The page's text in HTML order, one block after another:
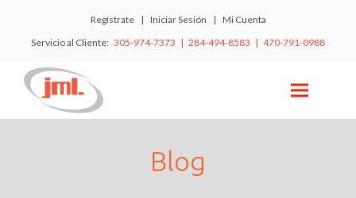
Regístrate| Iniciar Sesión | Mi Cuenta
Servicio al Cliente: 305-974-7373 | 284-494-8583 | 470-791-0988
Blog